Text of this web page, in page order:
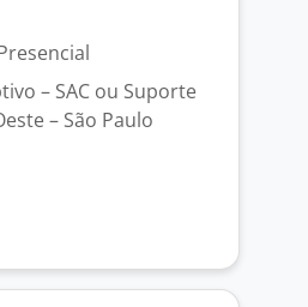
– SAC ou Suporte
– São Paulo